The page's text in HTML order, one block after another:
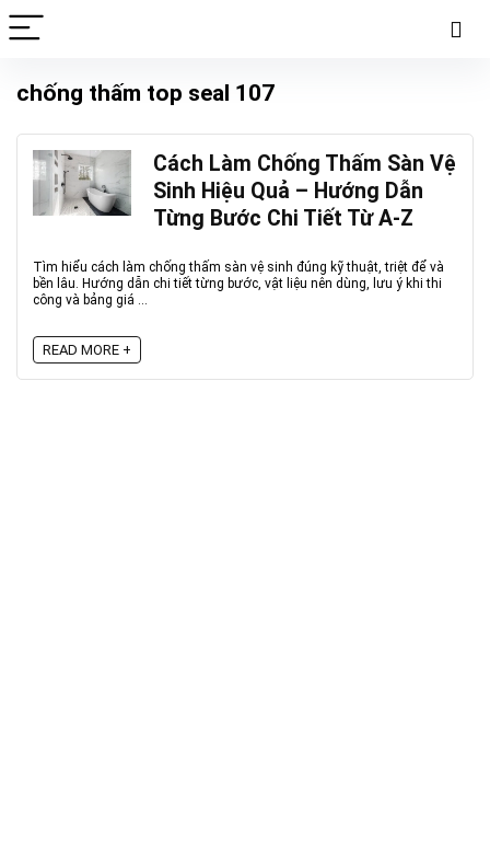
chống thấm top seal 107
Cách Làm Chống Thấm Sàn Vệ
Sinh Hiệu Quả – Hướng Dẫn
Từng Bước Chi Tiết Từ A-Z
Tìm hiểu cách làm chống thấm sàn vệ sinh đúng kỹ thuật, triệt để và
bền lâu. Hướng dẫn chi tiết từng bước, vật liệu nên dùng, lưu ý khi thi
công và bảng giá ...
READ MORE +